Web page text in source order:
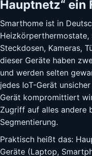
Hauptnetz“ ein
Smarthome ist in
Heizkörperthermostate,
Steckdosen, Kameras,
dieser Geräte haben
und werden selten
jedes IoT-Gerät
Gerät kompromittiert
Zugriff auf alles andere
Segmentierung.
Praktisch heißt das:
Geräte (Laptop,